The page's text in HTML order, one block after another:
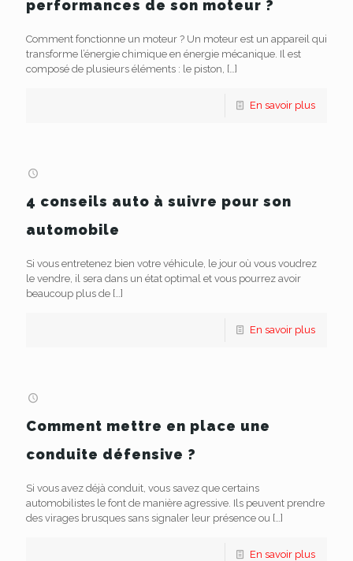
performances de son moteur ?
Comment fonctionne un moteur ? Un moteur est un appareil qui
transforme l’énergie chimique en énergie mécanique. Il est
composé de plusieurs éléments : le piston, […]
En savoir plus
4 conseils auto à suivre pour son
automobile
Si vous entretenez bien votre véhicule, le jour où vous voudrez
le vendre, il sera dans un état optimal et vous pourrez avoir
beaucoup plus de […]
En savoir plus
Comment mettre en place une
conduite défensive ?
Si vous avez déjà conduit, vous savez que certains
automobilistes le font de manière agressive. Ils peuvent prendre
des virages brusques sans signaler leur présence ou […]
En savoir plus